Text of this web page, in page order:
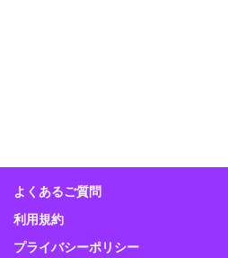
よくあるご質問
利用規約
プライバシーポリシー